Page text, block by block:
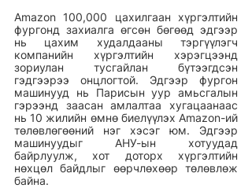
Amazon 100,000 цахилгаан хүргэлтийн
фургонд захиалга өгсөн бөгөөд эдгээр
нь цахим худалдааны тэргүүлэгч
компанийн хүргэлтийн хэрэгцээнд
зориулан тусгайлан бүтээгдсэн
гэдгээрээ онцлогтой. Эдгээр фургон
машинууд нь Парисын уур амьсгалын
гэрээнд заасан амлалтаа хугацаанаас
нь 10 жилийн өмнө биелүүлэх Amazon-ий
төлөвлөгөөний нэг хэсэг юм. Эдгээр
машинуудыг АНУ-ын хотуудад
байрлуулж, хот доторх хүргэлтийн
нөхцөл байдлыг өөрчлөхөөр төлөвлөж
байна.